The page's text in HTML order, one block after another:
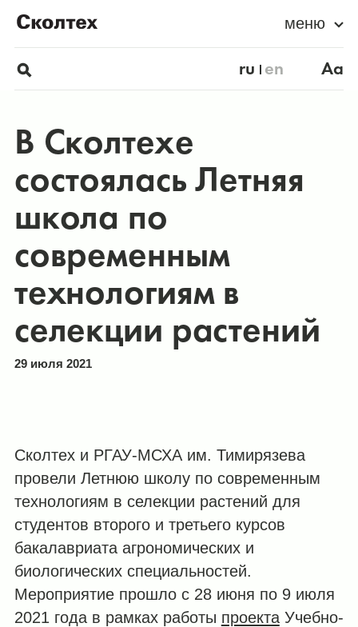
меню
ru en Aa
В Сколтехе
состоялась Летняя
школа по
современным
технологиям в
селекции растений
29 июля 2021
Сколтех и РГАУ-МСХА им. Тимирязева
провели Летнюю школу по современным
технологиям в селекции растений для
студентов второго и третьего курсов
бакалавриата агрономических и
биологических специальностей.
Мероприятие прошло с 28 июня по 9 июля
2021 года в рамках работы проектаУчебно-